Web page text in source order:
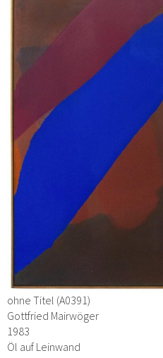
ohne Titel (A0391)
Gottfried Mairwöger
1983
Öl auf Leinwand